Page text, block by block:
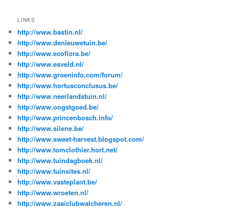
LINKS
http://www.bastin.nl/
http://www.denieuwetuin.be/
http://www.ecoflora.be/
http://www.esveld.nl/
http://www.groeninfo.com/forum/
http://www.hortusconclusus.be/
http://www.neerlandstuin.nl/
http://www.oogstgoed.be/
http://www.princenbosch.info/
http://www.silene.be/
http://www.sweet-harvest.blogspot.com/
http://www.tomclothier.hort.net/
http://www.tuindagboek.nl/
http://www.tuinsites.nl/
http://www.vasteplant.be/
http://www.wroeten.nl/
http://www.zaaiclubwalcheren.nl/